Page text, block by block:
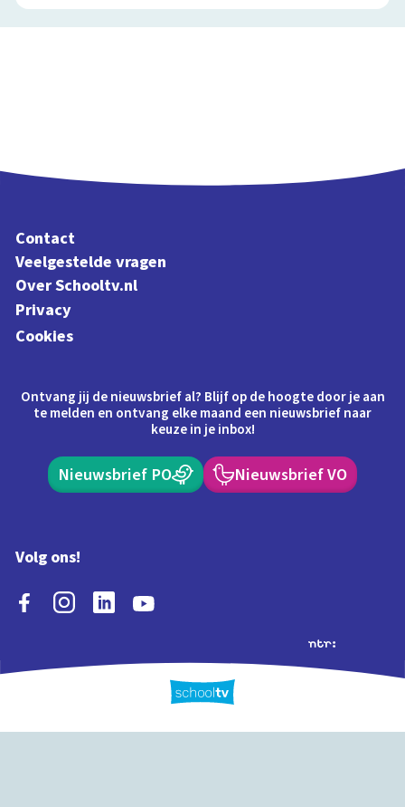
Contact
Veelgestelde vragen
Over Schooltv.nl
Privacy
Cookies
Ontvang jij de nieuwsbrief al? Blijf op de hoogte door je aan
te melden en ontvang elke maand een nieuwsbrief naar
keuze in je inbox!
Nieuwsbrief PO Nieuwsbrief VO
Volg ons!